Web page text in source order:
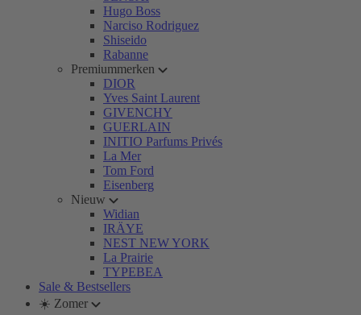
Hugo Boss
Narciso Rodriguez
Shiseido
Rabanne
Premiummerken
DIOR
Yves Saint Laurent
GIVENCHY
GUERLAIN
INITIO Parfums Privés
La Mer
Tom Ford
Eisenberg
Nieuw
Widian
IRÄYE
NEST NEW YORK
La Prairie
TYPEBEA
Sale & Bestsellers
☀️ Zomer